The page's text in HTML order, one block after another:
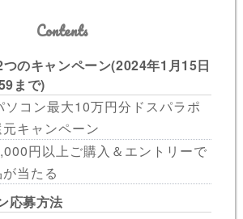
Contents
つのキャンペーン(2024年1月15日
まで)
ソコン最大10万円分ドスパラポ
キャンペーン
円以上ご購入＆エントリーで
当たる
応募方法